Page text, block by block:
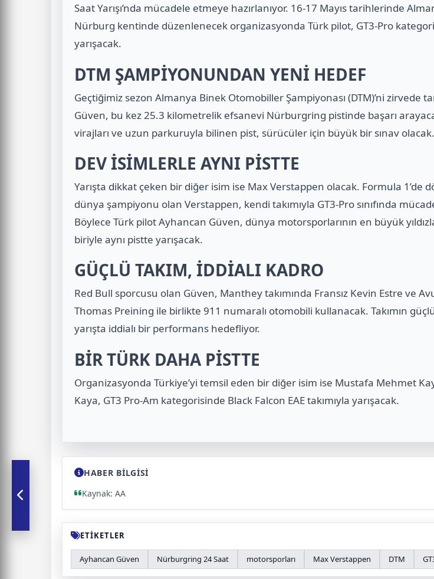
Saat Yarışı’nda mücadele etmeye hazırlanıyor. 16-17 Mayıs tarihlerinde
Nürburg kentinde düzenlenecek organizasyonda Türk pilot, GT3-Pro
yarışacak.
DTM ŞAMPİYONUNDAN YENİ HEDEF
Geçtiğimiz sezon Almanya Binek Otomobiller Şampiyonası (DTM)’ni zirvede
Güven, bu kez 25.3 kilometrelik efsanevi Nürburgring pistinde başarı
virajları ve uzun parkuruyla bilinen pist, sürücüler için büyük bir sınav olacak.
DEV İSİMLERLE AYNI PİSTTE
Yarışta dikkat çeken bir diğer isim ise Max Verstappen olacak. Formula 1’de
dünya şampiyonu olan Verstappen, kendi takımıyla GT3-Pro sınıfında
Böylece Türk pilot Ayhancan Güven, dünya motorsporlarının en büyük
biriyle aynı pistte yarışacak.
GÜÇLÜ TAKIM, İDDİALI KADRO
Red Bull sporcusu olan Güven, Manthey takımında Fransız Kevin Estre ve
Thomas Preining ile birlikte 911 numaralı otomobili kullanacak. Takımın
yarışta iddialı bir performans hedefliyor.
BİR TÜRK DAHA PİSTTE
Organizasyonda Türkiye’yi temsil eden bir diğer isim ise Mustafa Mehmet
Kaya, GT3 Pro-Am kategorisinde Black Falcon EAE takımıyla yarışacak.
HABER BİLGİSİ
Kaynak: AA
ETİKETLER
Ayhancan Güven Nürburgring 24 Saat motorsporları Max Verstappen DTM